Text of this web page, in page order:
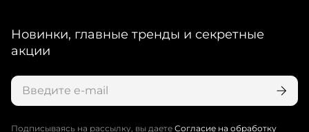
Новинки, главные тренды и секретные
акции
Подписываясь на рассылку, вы даете Согласие на обработку